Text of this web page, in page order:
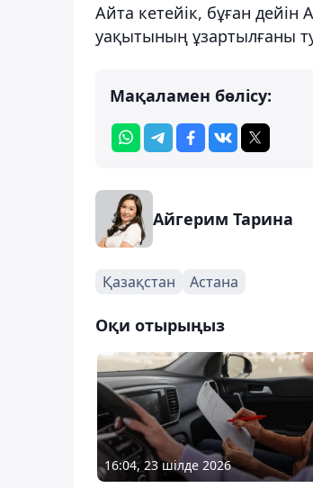
Айта кетейік, бұған
уақытының ұзартылғаны
Мақаламен бөлісу:
Айгерим Тарина
Қазақстан Астана
Оқи отырыңыз
16:04, 23 шілде 2026